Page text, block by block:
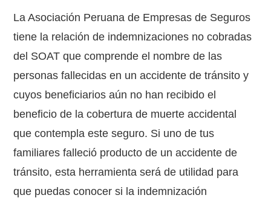
La Asociación Peruana de Empresas de Seguros
tiene la relación de indemnizaciones no cobradas
del SOAT que comprende el nombre de las
personas fallecidas en un accidente de tránsito y
cuyos beneficiarios aún no han recibido el
beneficio de la cobertura de muerte accidental
que contempla este seguro. Si uno de tus
familiares falleció producto de un accidente de
tránsito, esta herramienta será de utilidad para
que puedas conocer si la indemnización